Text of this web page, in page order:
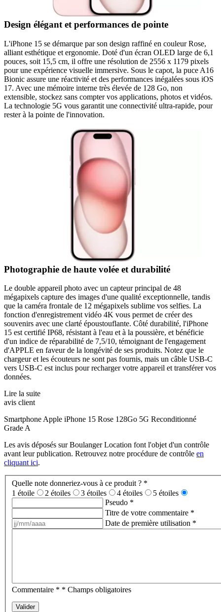
Design élégant et performances de pointe
L'iPhone 15 se démarque par son design raffiné en couleur Rose,
alliant esthétique et ergonomie. Doté d'un écran OLED large de 6,1
pouces, soit 15,5 cm, il offre une résolution de 2556 x 1179 pixels
pour une expérience visuelle immersive. Sous le capot, la puce A16
Bionic assure une réactivité et des performances inégalées sous iOS
17. Avec une mémoire interne très élevée de 128 Go, non
extensible, stockez sans compter vos applications, photos et vidéos.
La technologie 5G vous garantit une connectivité ultra-rapide, pour
rester à la pointe de l'innovation.
Photographie de haute volée et durabilité
Le double appareil photo avec un capteur principal de 48
mégapixels capture des images d'une qualité exceptionnelle, tandis
que la caméra frontale de 12 mégapixels sublime vos selfies. La
fonction d'enregistrement vidéo 4K vous permet de créer des
souvenirs avec une clarté époustouflante. Côté durabilité, l'iPhone
15 est certifié IP68, résistant à l'eau et à la poussière, et bénéficie
d'un indice de réparabilité de 7,5/10, témoignant de l'engagement
d'APPLE en faveur de la longévité de ses produits. Notez que le
chargeur et les écouteurs ne sont pas fournis, mais un câble USB-C
vers USB-C est inclus pour recharger votre appareil et transférer vos
données.
Lire la suite
avis client
Smartphone Apple iPhone 15 Rose 128Go 5G Reconditionné
Grade A
Les avis déposés sur Boulanger Location font l'objet d'un contrôle
avant leur publication. Retrouvez notre procédure de contrôle en
cliquant ici.
Quelle note donneriez-vous à ce produit ? *
1 étoile
2 étoiles 3 étoiles 4 étoiles
5 étoiles
Pseudo *
Titre de votre commentaire *
Date de première utilisation *
Commentaire * * Champs obligatoires